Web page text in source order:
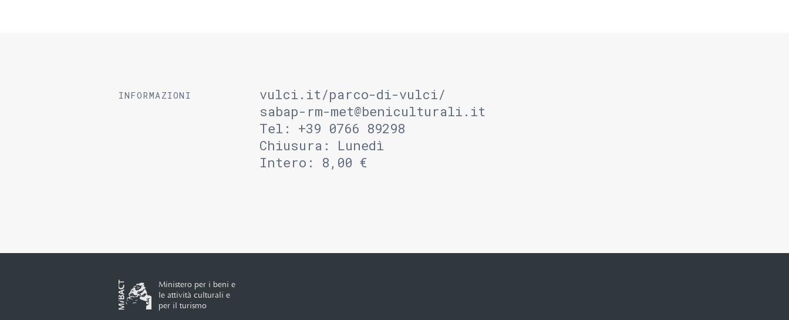
INFORMAZIONI
vulci.it/parco-di-vulci/
sabap-rm-met@beniculturali.it
Tel: +39 0766 89298
Chiusura: Lunedì
Intero: 8,00 €
Ministero per i beni e
le attività culturali e
per il turismo